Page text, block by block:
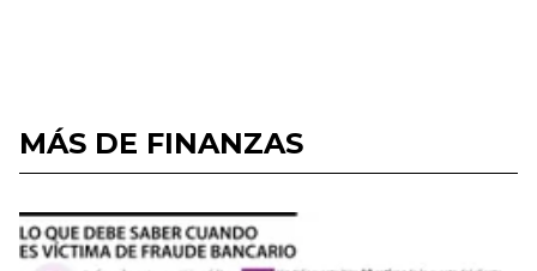
MÁS DE FINANZAS